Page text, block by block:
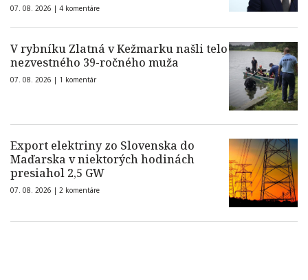
07. 08. 2026 | 4 komentáre
V rybníku Zlatná v Kežmarku našli telo
nezvestného 39-ročného muža
07. 08. 2026 | 1 komentár
Export elektriny zo Slovenska do
Maďarska v niektorých hodinách
presiahol 2,5 GW
07. 08. 2026 | 2 komentáre